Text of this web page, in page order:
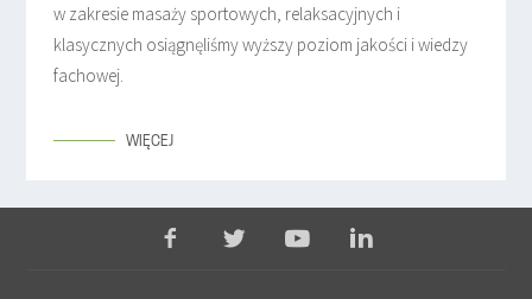
w zakresie masaży sportowych, relaksacyjnych i
klasycznych osiągnęliśmy wyższy poziom jakości i wiedzy
fachowej.
WIĘCEJ